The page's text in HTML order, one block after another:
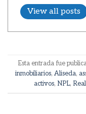
View all posts
Esta entrada fue
inmobiliarios, Aliseda,
activos, NPL,